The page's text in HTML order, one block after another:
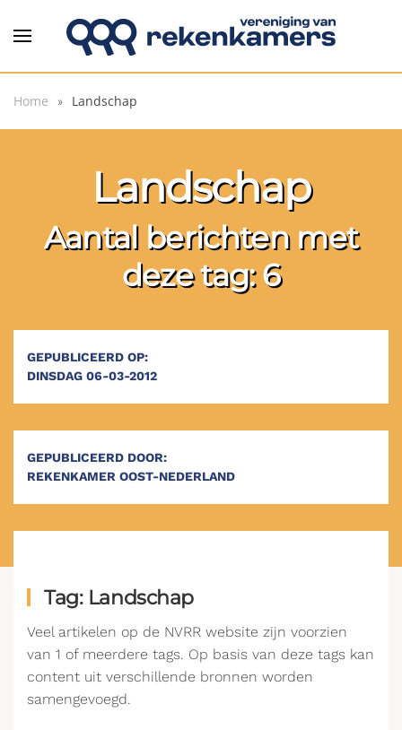
Overslaan en naar de inhoud gaan
Home Landschap
Landschap
Aantal berichten met
deze tag: 6
GEPUBLICEERD OP:
DINSDAG 06-03-2012
GEPUBLICEERD DOOR:
REKENKAMER OOST-NEDERLAND
Tag: Landschap
Veel artikelen op de NVRR website zijn voorzien
van 1 of meerdere tags. Op basis van deze tags kan
content uit verschillende bronnen worden
samengevoegd.